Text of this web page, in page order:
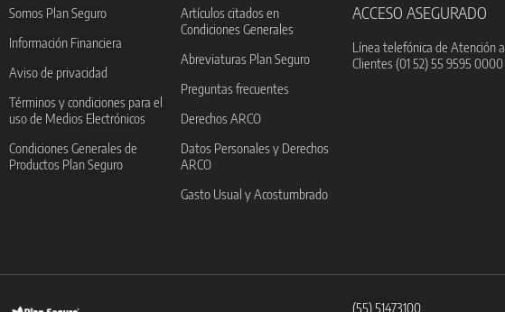
Somos Plan Seguro
Información Financiera
Aviso de privacidad
Términos y condiciones para el
uso de Medios Electrónicos
Condiciones Generales de
Productos Plan Seguro
Artículos citados en
Condiciones Generales
Abreviaturas Plan Seguro
Preguntas frecuentes
Derechos ARCO
Datos Personales y Derechos
ARCO
Gasto Usual y Acostumbrado
ACCESO ASEGURADO
Línea telefónica de Atención a
Clientes (01 52) 55 9595 0000
(55) 51473100